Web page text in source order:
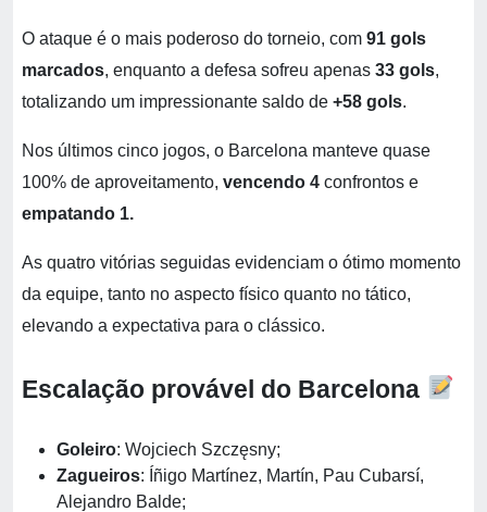
O ataque é o mais poderoso do torneio, com 91 gols
marcados, enquanto a defesa sofreu apenas 33 gols,
totalizando um impressionante saldo de +58 gols.
Nos últimos cinco jogos, o Barcelona manteve quase
100% de aproveitamento, vencendo 4 confrontos e
empatando 1.
As quatro vitórias seguidas evidenciam o ótimo momento
da equipe, tanto no aspecto físico quanto no tático,
elevando a expectativa para o clássico.
Escalação provável do Barcelona
Goleiro: Wojciech Szczęsny;
Zagueiros: Íñigo Martínez, Martín, Pau Cubarsí,
Alejandro Balde;